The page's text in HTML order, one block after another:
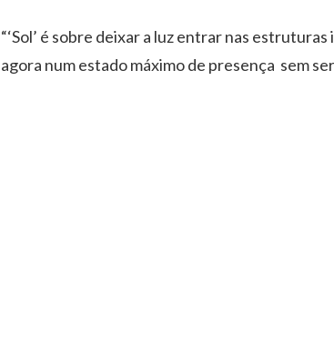
“‘Sol’ é sobre deixar a luz entrar nas
agora num estado máximo de presença sem